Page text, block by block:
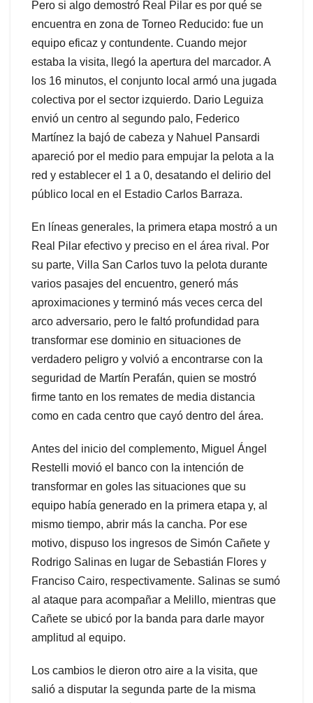
Pero si algo demostró Real Pilar es por qué se
encuentra en zona de Torneo Reducido: fue un
equipo eficaz y contundente. Cuando mejor
estaba la visita, llegó la apertura del marcador. A
los 16 minutos, el conjunto local armó una jugada
colectiva por el sector izquierdo. Dario Leguiza
envió un centro al segundo palo, Federico
Martínez la bajó de cabeza y Nahuel Pansardi
apareció por el medio para empujar la pelota a la
red y establecer el 1 a 0, desatando el delirio del
público local en el Estadio Carlos Barraza.
En líneas generales, la primera etapa mostró a un
Real Pilar efectivo y preciso en el área rival. Por
su parte, Villa San Carlos tuvo la pelota durante
varios pasajes del encuentro, generó más
aproximaciones y terminó más veces cerca del
arco adversario, pero le faltó profundidad para
transformar ese dominio en situaciones de
verdadero peligro y volvió a encontrarse con la
seguridad de Martín Perafán, quien se mostró
firme tanto en los remates de media distancia
como en cada centro que cayó dentro del área.
Antes del inicio del complemento, Miguel Ángel
Restelli movió el banco con la intención de
transformar en goles las situaciones que su
equipo había generado en la primera etapa y, al
mismo tiempo, abrir más la cancha. Por ese
motivo, dispuso los ingresos de Simón Cañete y
Rodrigo Salinas en lugar de Sebastián Flores y
Franciso Cairo, respectivamente. Salinas se sumó
al ataque para acompañar a Melillo, mientras que
Cañete se ubicó por la banda para darle mayor
amplitud al equipo.
Los cambios le dieron otro aire a la visita, que
salió a disputar la segunda parte de la misma